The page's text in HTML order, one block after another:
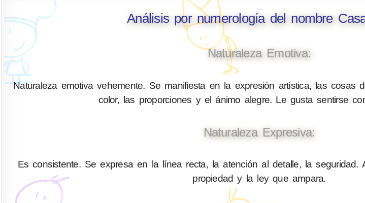
Análisis por numerología del nombre
Naturaleza Emotiva:
Naturaleza emotiva vehemente. Se manifiesta en la expresión artística, las cosas
color, las proporciones y el ánimo alegre. Le gusta sentirse
Naturaleza Expresiva:
Es consistente. Se expresa en la línea recta, la atención al detalle, la seguridad.
propiedad y la ley que ampara.